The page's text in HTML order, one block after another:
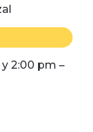
2:00 pm –